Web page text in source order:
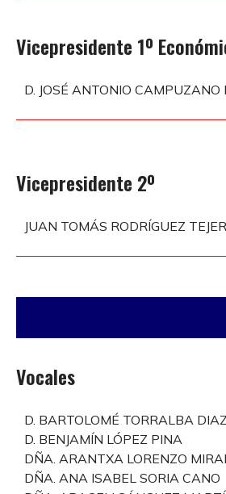
Vicepresidente 1º
D. JOSÉ ANTONIO CAMPUZANO
Vicepresidente 2º
JUAN TOMÁS RODRÍGUEZ
Vocales
D. BARTOLOMÉ TORRALBA
D. BENJAMÍN LÓPEZ PINA
DÑA. ARANTXA LORENZO
DÑA. ANA ISABEL SORIA CANO